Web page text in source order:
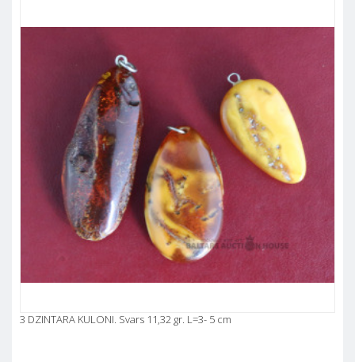
3 DZINTARA KULONI. Svars 11,32 gr. L=3- 5 cm